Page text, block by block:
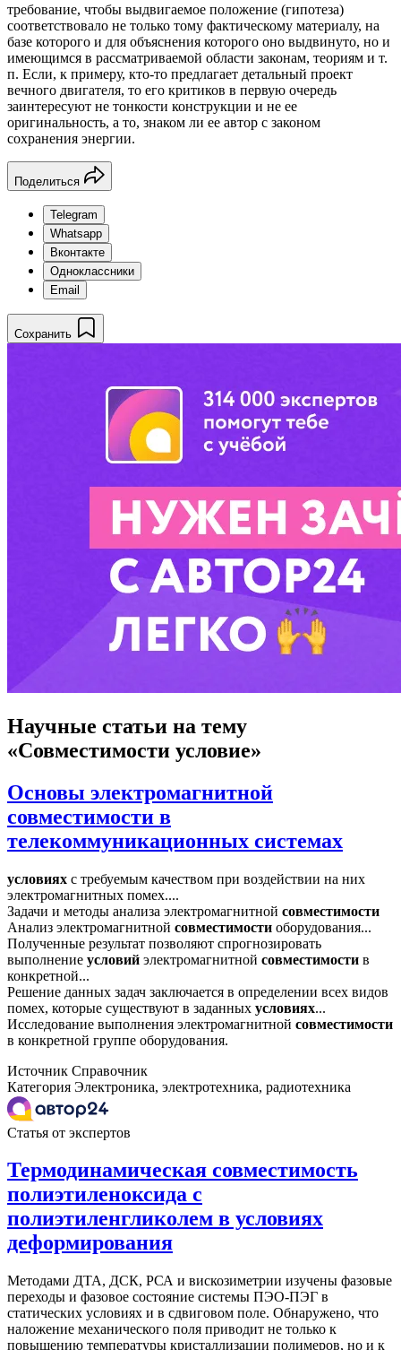
требование, чтобы выдвигаемое положение (гипотеза)
соответствовало не только тому фактическому материалу, на
базе которого и для объяснения которого оно выдвинуто, но и
имеющимся в рассматриваемой области законам, теориям и т.
п. Если, к примеру, кто-то предлагает детальный проект
вечного двигателя, то его критиков в первую очередь
заинтересуют не тонкости конструкции и не ее
оригинальность, а то, знаком ли ее автор с законом
сохранения энергии.
Поделиться
Telegram
Whatsapp
Вконтакте
Одноклассники
Email
Сохранить
Научные статьи на тему
«Совместимости условие»
Основы электромагнитной
совместимости в
телекоммуникационных системах
условиях с требуемым качеством при воздействии на них
электромагнитных помех....
Задачи и методы анализа электромагнитной совместимости
Анализ электромагнитной совместимости оборудования...
Полученные результат позволяют спрогнозировать
выполнение условий электромагнитной совместимости в
конкретной...
Решение данных задач заключается в определении всех видов
помех, которые существуют в заданных условиях...
Исследование выполнения электромагнитной совместимости
в конкретной группе оборудования.
Источник Справочник
Категория Электроника, электротехника, радиотехника
Статья от экспертов
Термодинамическая совместимость
полиэтиленоксида с
полиэтиленгликолем в условиях
деформирования
Методами ДТА, ДСК, РСА и вискозиметрии изучены фазовые
переходы и фазовое состояние системы ПЭО-ПЭГ в
статических условиях и в сдвиговом поле. Обнаружено, что
наложение механического поля приводит не только к
повышению температуры кристаллизации полимеров, но и к